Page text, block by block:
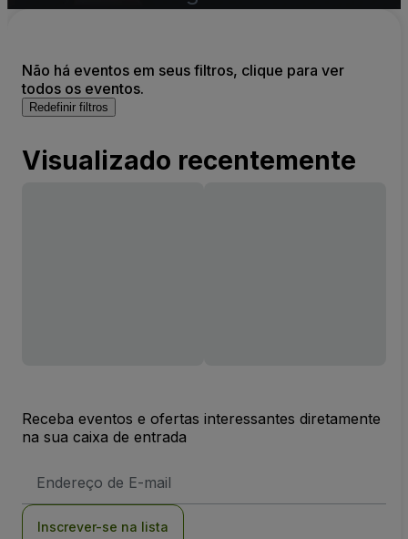
Não há eventos em seus filtros, clique para ver
todos os eventos.
Redefinir filtros
Visualizado recentemente
Receba eventos e ofertas interessantes diretamente
na sua caixa de entrada
de
Inscrever-se na lista